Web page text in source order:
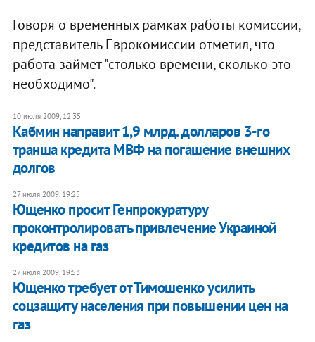
Говоря о временных рамках работы комиссии,
представитель Еврокомиссии отметил, что
работа займет "столько времени, сколько это
необходимо".
10 июля 2009, 12:35
Кабмин направит 1,9 млрд. долларов 3-го
транша кредита МВФ на погашение внешних
долгов
27 июля 2009, 19:25
Ющенко просит Генпрокуратуру
проконтролировать привлечение Украиной
кредитов на газ
27 июля 2009, 19:53
Ющенко требует от Тимошенко усилить
соцзащиту населения при повышении цен на
газ